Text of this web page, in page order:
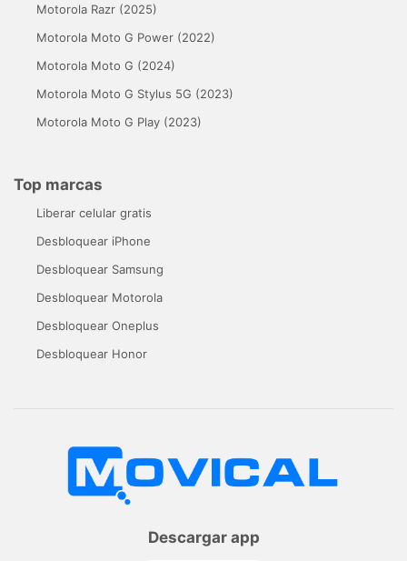
Motorola Razr (2025)
Motorola Moto G Power (2022)
Motorola Moto G (2024)
Motorola Moto G Stylus 5G (2023)
Motorola Moto G Play (2023)
Top marcas
Liberar celular gratis
Desbloquear iPhone
Desbloquear Samsung
Desbloquear Motorola
Desbloquear Oneplus
Desbloquear Honor
Descargar app